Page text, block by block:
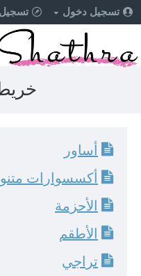
تسجيل دخول
أساور
أكسسوارات
الأحزمة
الأطقم
تراجي